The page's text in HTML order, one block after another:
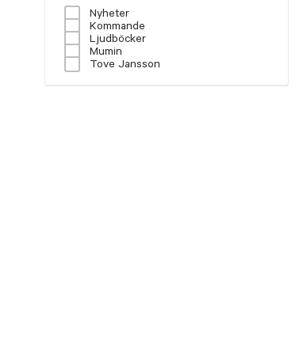
Nyheter
Kommande
Ljudböcker
Mumin
Tove Jansson